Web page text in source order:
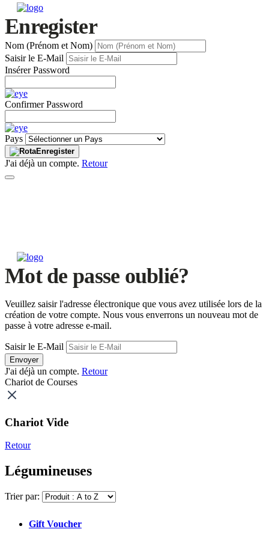
Enregister
Nom (Prénom et Nom)
Saisir le E-Mail
Insérer Password
Confirmer Password
Pays
Enregister
J'ai déjà un compte. Retour
Mot de passe oublié?
Veuillez saisir l'adresse électronique que vous avez utilisée lors de la
création de votre compte. Nous vous enverrons un nouveau mot de
passe à votre adresse e-mail.
Saisir le E-Mail
Envoyer
J'ai déjà un compte. Retour
Chariot de Courses
Chariot Vide
Retour
Légumineuses
Trier par:
Gift Voucher